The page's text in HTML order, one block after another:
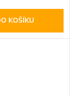
KOŠÍKU